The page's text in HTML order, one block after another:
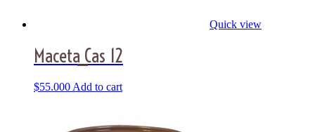
Quick view
Maceta_Cas 12
$55.000 Add to cart